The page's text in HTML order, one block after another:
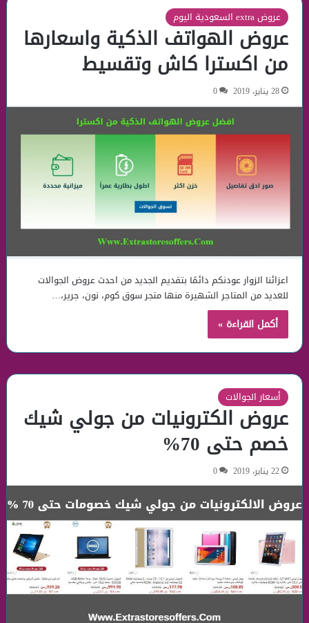
عروض extra السعودية اليوم
عروض الهواتف الذكية واسعارها
من اكسترا كاش وتقسيط
28 يناير، 2019 0
اعزائنا الزوار عودنكم دائمًا بتقديم الجديد من احدث عروض الجوالات
للعديد من المتاجر الشهيرة منها متجر سوق كوم، نون، جرير،…
أكمل القراءة »
أسعار الجوالات
عروض الكترونيات من جولي شيك
خصم حتى 70%
22 يناير، 2019 0